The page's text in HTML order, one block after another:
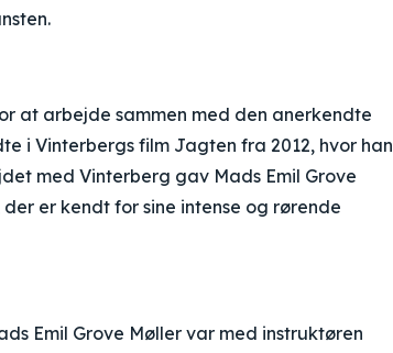
at arbejde sammen med den anerkendte
i Vinterbergs film Jagten fra 2012, hvor han
med Vinterberg gav Mads Emil Grove
er kendt for sine intense og rørende
Emil Grove Møller var med instruktøren